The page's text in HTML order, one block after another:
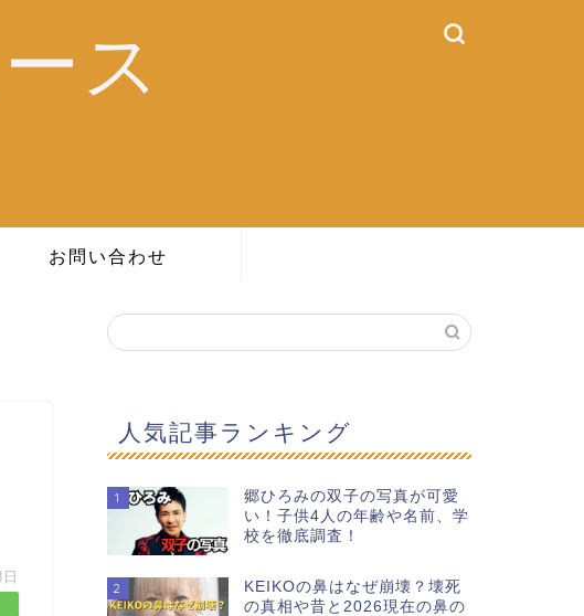
ス
お問い合わせ
人気記事ランキング
1
郷ひろみの双子の写真が可愛
い！子供4人の年齢や名前、学
校を徹底調査！
2
KEIKOの鼻はなぜ崩壊？壊死
の真相や昔と2026現在の鼻の